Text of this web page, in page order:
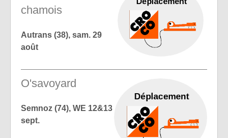
chamois
Autrans (38), sam. 29
août
O'savoyard
Semnoz (74), WE 12&13
sept.